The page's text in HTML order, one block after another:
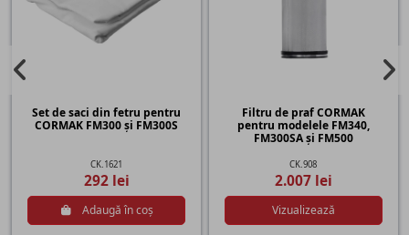
Set de saci din fetru pentru
CORMAK FM300 și FM300S
CK.1621
292 lei
Adaugă în coș
Filtru de praf CORMAK
pentru modelele FM340,
FM300SA și FM500
CK.908
2.007 lei
Vizualizează